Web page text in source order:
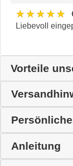
★★★★★
Liebevoll
Vorteile
Anleitung